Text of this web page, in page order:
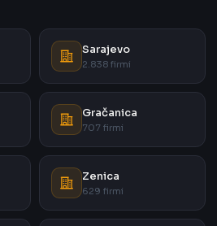
Sarajevo
2.838 firmi
Gračanica
707 firmi
Zenica
629 firmi